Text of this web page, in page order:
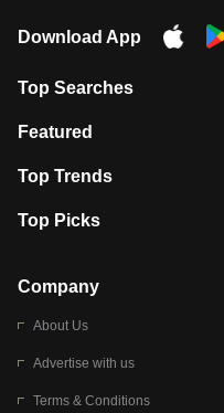
Download App
Top Searches
मुंबई में लगे 'जेन जी' के पोस्टर, लिखा- 'मैं
Featured
10 अगस्त को विधानसभा का घेराव करेंगे
Top Trends
RBI का नया नियम: अब बैंकों को अपनी
Top Picks
बारिश की चेतावनी
Company
About Us
Advertise with us
Terms & Conditions